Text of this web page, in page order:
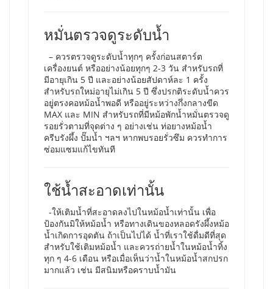
หมั่นตรวจดูระดับน้ำ
– ควรตรวจดูระดับน้ำทุกๆ ครั้งก่อนสตาร์ต
เครื่องยนต์ หรืออย่างน้อยทุกๆ 2-3 วัน สำหรับรถที่
มีอายุเกิน 5 ปี และอย่างน้อยสัปดาห์ละ 1 ครั้ง
สำหรับรถใหม่อายุไม่เกิน 5 ปี ซึ่งปรกติระดับน้ำควร
อยู่ตรงคอหม้อน้ำพอดี หรืออยู่ระหว่างกึ่งกลางขีด
MAX และ MIN สำหรับรถที่มีหม้อพักน้ำหมั่นตรวจดู
รอยรั่วตามที่จุดต่าง ๆ อย่างเช่น ท่อยางหม้อน้ำ
ครีบรังผึ้ง ปั๊มน้ำ ฯลฯ หากพบรอยรั่วซึม ควรทำการ
ซ่อมแซมแก้ไขทันที
ใช้น้ำสะอาดเท่านั้น
-ให้เติมน้ำที่สะอาดลงไปในหม้อน้ำเท่านั้น เพื่อ
ป้องกันมิให้หม้อน้ำ หรือทางเดินของหลอดรังผึ้งหม้อ
น้ำเกิดการอุดตัน ถ้าเป็นไปได้ น้ำที่เราใช้ดื่มดีที่สุด
สำหรับใช้เติมหม้อน้ำ และควรถ่ายน้ำในหม้อน้ำทิ้ง
ทุก ๆ 4-6 เดือน หรือเมื่อเห็นว่าน้ำในหม้อน้ำสกปรก
มากแล้ว เช่น มีสนิมหรือคราบน้ำมัน